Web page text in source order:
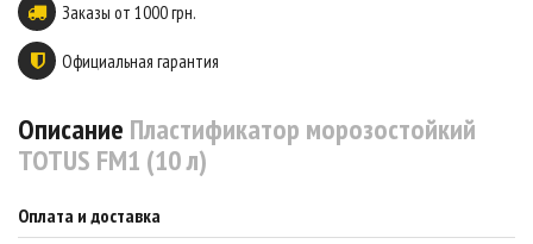
Заказы от 1000 грн.
Официальная гарантия
Описание Пластификатор морозостойкий
TOTUS FM1 (10 л)
Оплата и доставка